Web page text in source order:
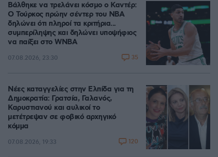
Βάλθηκε να τρελάνει κόσμο ο Καντέρ:
Ο Τούρκος πρώην σέντερ του NBA
δηλώνει ότι πληροί τα κριτήρια...
συμπερίληψης και δηλώνει υποψήφιος
να παίξει στο WNBA
07.08.2026, 23:30 35
Νέες καταγγελίες στην Ελπίδα για τη
Δημοκρατία: Γρατσία, Γαλανός,
Καρυστιανού και αυλικοί το
μετέτρεψαν σε φοβικό αρχηγικό
κόμμα
07.08.2026, 19:33 120